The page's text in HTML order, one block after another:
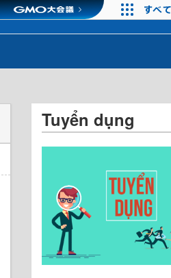
Tuyển dụng